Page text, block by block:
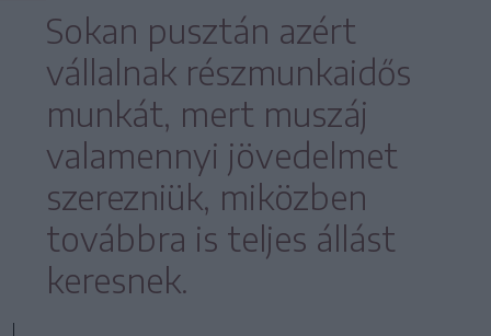
Sokan pusztán azért
vállalnak részmunkaidős
munkát, mert muszáj
valamennyi jövedelmet
szerezniük, miközben
továbbra is teljes állást
keresnek.